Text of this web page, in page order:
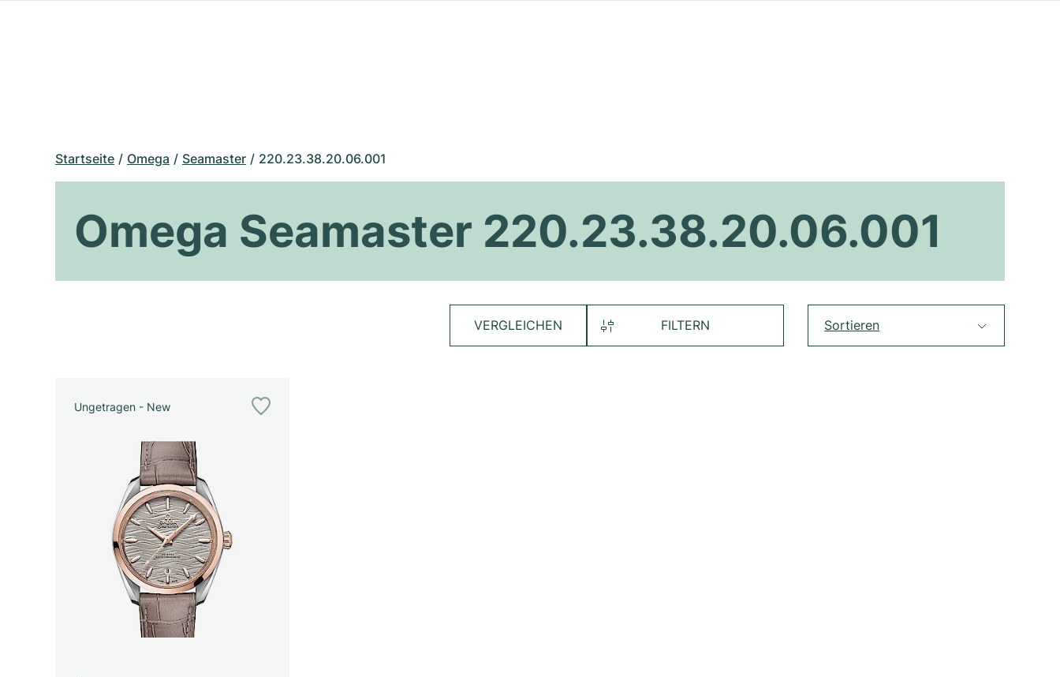
Startseite Omega Seamaster 220.23.38.20.06.001
Omega Seamaster 220.23.38.20.06.001
VERGLEICHEN FILTERN Sortieren
Ungetragen - New